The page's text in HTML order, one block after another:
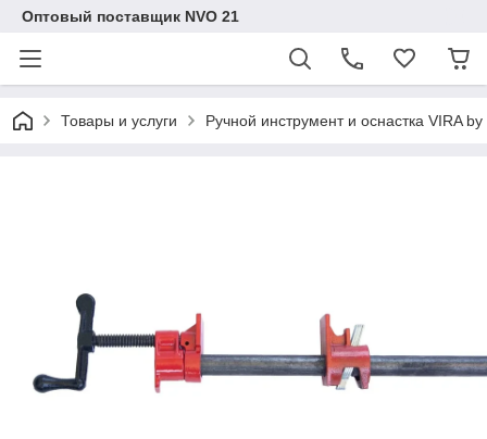
Оптовый поставщик NVO 21
Товары и услуги Ручной инструмент и оснастка VIRA by